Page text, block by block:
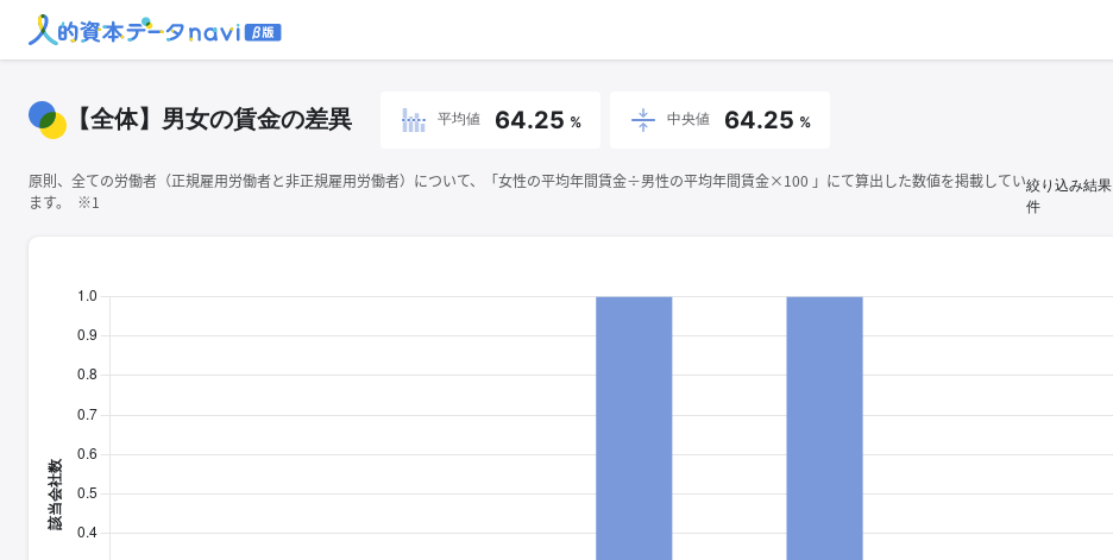
【全体】男女の賃金の差異 平均値 64.25 % 中央値 64.25 %
原則、全ての労働者（正規雇用労働者と非正規雇用労働者）について、「女性の平均年間賃金÷男性の平均年間賃金×100 」にて算出した数値を掲載してい
ます。 ※1
絞り込み結果
件